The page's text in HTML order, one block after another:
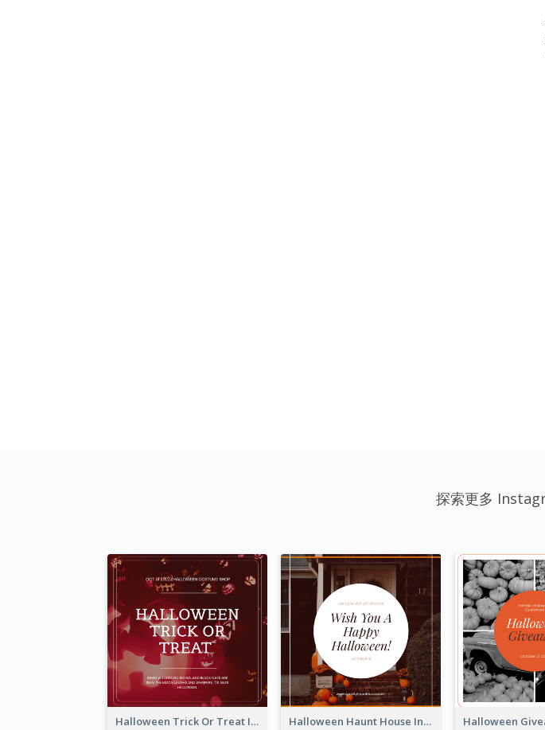
探索更多
Halloween Trick Or Treat Instagram Post Halloween Haunt House Instagram Post